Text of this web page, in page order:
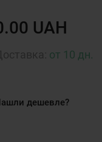
UAH
от 10 дн.
дешевле?